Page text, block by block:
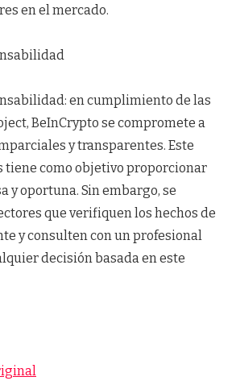
en el mercado.
en cumplimiento de las
BeInCrypto se compromete a
y transparentes. Este
tiene como objetivo proporcionar
y oportuna. Sin embargo, se
que verifiquen los hechos de
y consulten con un profesional
decisión basada en este